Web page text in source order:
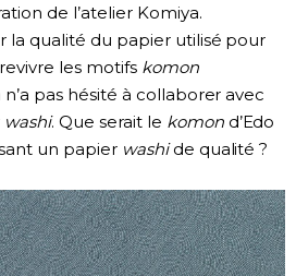
de l’atelier Komiya.
la qualité du papier utilisé pour
les motifs komon
pas hésité à collaborer avec
washi. Que serait le komond’Edo
un papier washide qualité ?